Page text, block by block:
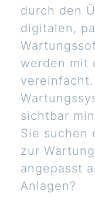
durch den
digitalen,
werden mit
sichtbar
Sie suchen
zur
angepasst
Anlagen?